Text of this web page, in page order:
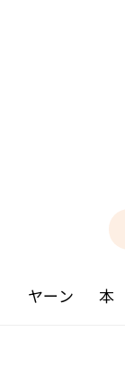
ヤーン 本